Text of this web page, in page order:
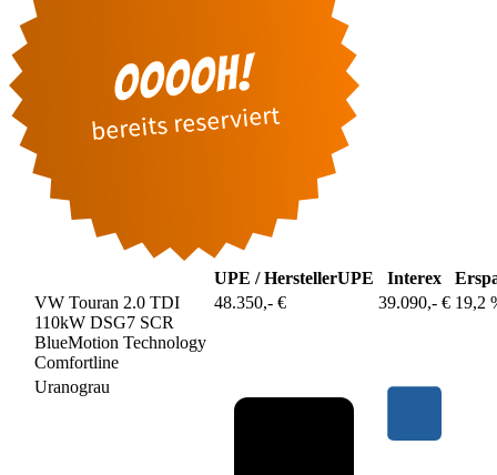
UPE / HerstellerUPE Interex
VW Touran 2.0 TDI
110kW DSG7 SCR
BlueMotion Technology
Comfortline
48.350,- € 39.090,- € 19,2
Uranograu